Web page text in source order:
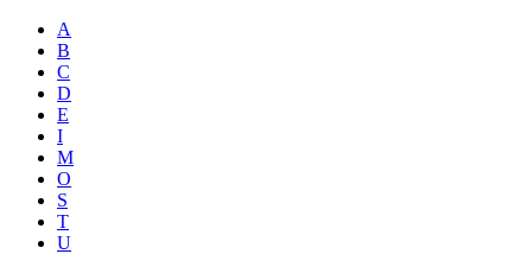
A
B
C
D
E
I
M
O
S
T
U